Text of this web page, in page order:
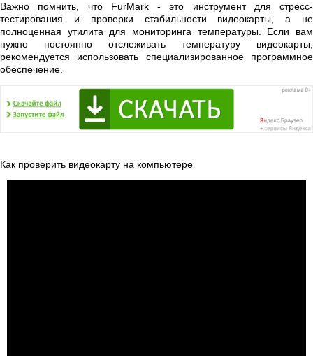
Важно помнить, что FurMark - это инструмент для стресс-
тестирования и проверки стабильности видеокарты, а не
полноценная утилита для мониторинга температуры. Если вам
нужно постоянно отслеживать температуру видеокарты,
рекомендуется использовать специализированное программное
обеспечение.
Как проверить видеокарту на компьютере